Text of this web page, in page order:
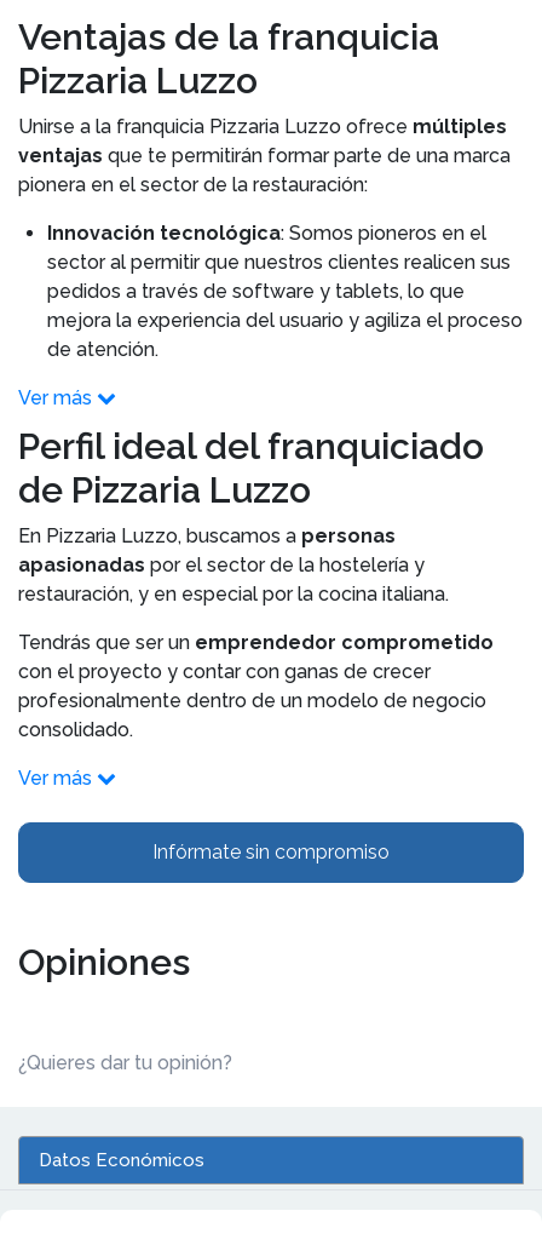
Ventajas de la franquicia
Pizzaria Luzzo
Unirse a la franquicia Pizzaria Luzzo ofrece múltiples
ventajas que te permitirán formar parte de una marca
pionera en el sector de la restauración:
Innovación tecnológica: Somos pioneros en el
sector al permitir que nuestros clientes realicen sus
pedidos a través de software y tablets, lo que
mejora la experiencia del usuario y agiliza el proceso
de atención.
Ver más
Perfil ideal del franquiciado
de Pizzaria Luzzo
En Pizzaria Luzzo, buscamos a personas
apasionadas por el sector de la hostelería y
restauración, y en especial por la cocina italiana.
Tendrás que ser un emprendedor comprometido
con el proyecto y contar con ganas de crecer
profesionalmente dentro de un modelo de negocio
consolidado.
Ver más
Infórmate sin compromiso
Opiniones
¿Quieres dar tu opinión?
Datos Económicos